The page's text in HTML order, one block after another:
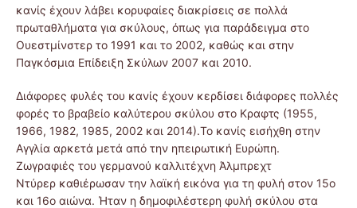
κανίς έχουν λάβει κορυφαίες διακρίσεις σε πολλά
πρωταθλήματα για σκύλους, όπως για παράδειγμα στο
Ουεστμίνστερ το 1991 και το 2002, καθώς και στην
Παγκόσμια Επίδειξη Σκύλων 2007 και 2010.
Διάφορες φυλές του κανίς έχουν κερδίσει διάφορες πολλές
φορές το βραβείο καλύτερου σκύλου στο Κραφτς (1955,
1966, 1982, 1985, 2002 και 2014).Το κανίς εισήχθη στην
Αγγλία αρκετά μετά από την ηπειρωτική Ευρώπη.
Ζωγραφιές του γερμανού καλλιτέχνη Άλμπρεχτ
Ντύρερ καθιέρωσαν την λαϊκή εικόνα για τη φυλή στον 15ο
και 16ο αιώνα. Ήταν η δημοφιλέστερη φυλή σκύλου στα